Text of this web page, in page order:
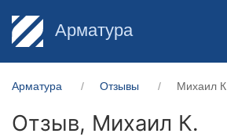
Арматура
Арматура Отзывы Михаил К.
Отзыв, Михаил К.